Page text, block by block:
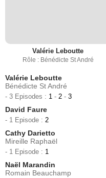
Valérie Leboutte
Rôle : Bénédicte St André
Valérie Leboutte
Bénédicte St André
- 3 Episodes : 1 - 2 - 3
David Faure
- 1 Episode : 2
Cathy Darietto
Mireille Raphaël
- 1 Episode : 1
Naël Marandin
Romain Beauchamp